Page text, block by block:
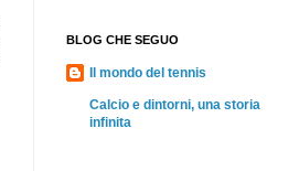
BLOG CHE SEGUO
Il mondo del tennis
Calcio e dintorni, una storia
infinita